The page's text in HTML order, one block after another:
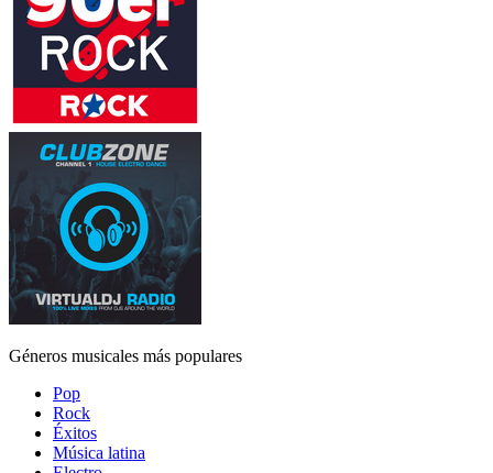
Géneros musicales más populares
Pop
Rock
Éxitos
Música latina